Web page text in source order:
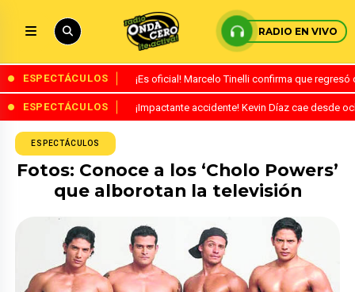
RADIO EN VIVO
ESPECTÁCULOS ¡Es oficial! Marcelo Tinelli confirma que
ESPECTÁCULOS ¡Impactante accidente! Kevin Díaz cae desde
ESPECTÁCULOS
Fotos: Conoce a los ‘Cholo Powers’
que alborotan la televisión